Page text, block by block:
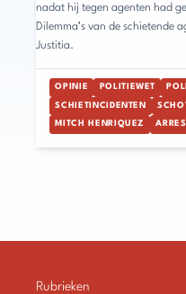
nadat hij tegen agenten had
Dilemma’s van de schietende
Justitia.
OPINIE POLITIEWET
SCHIETINCIDENTEN
MITCH HENRIQUEZ
Rubrieken